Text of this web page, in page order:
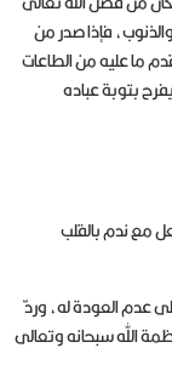
فإذا صدر من
ما عليه من الطاعات
بتوبة عباده
مع ندم بالقلب
عدم العودة له، وردّ
الله سبحانه وتعالى